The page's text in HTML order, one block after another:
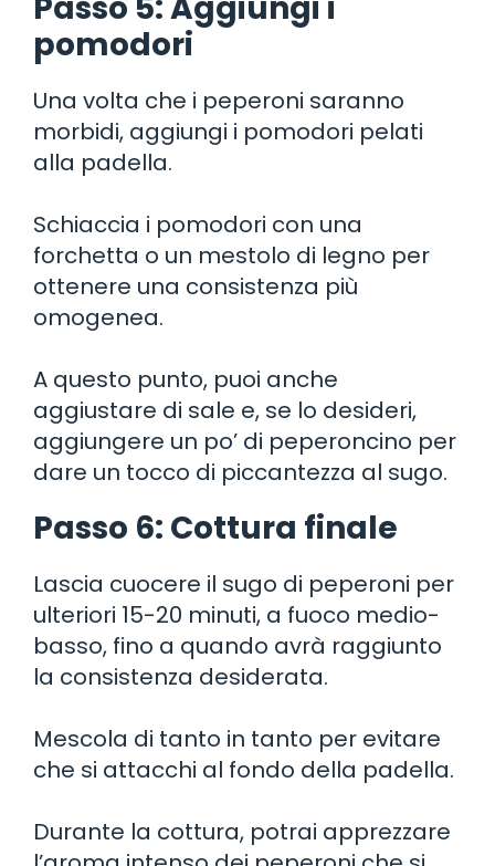
pomodori
Una volta che i peperoni saranno
morbidi, aggiungi i pomodori pelati
alla padella.
Schiaccia i pomodori con una
forchetta o un mestolo di legno per
ottenere una consistenza più
omogenea.
A questo punto, puoi anche
aggiustare di sale e, se lo desideri,
aggiungere un po’ di peperoncino per
dare un tocco di piccantezza al sugo.
Passo 6: Cottura finale
Lascia cuocere il sugo di peperoni per
ulteriori 15-20 minuti, a fuoco medio-
basso, fino a quando avrà raggiunto
la consistenza desiderata.
Mescola di tanto in tanto per evitare
che si attacchi al fondo della padella.
Durante la cottura, potrai apprezzare